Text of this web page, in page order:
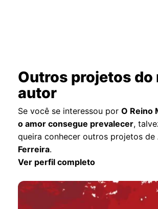
Outros projetos do
autor
Se você se interessou porO Reino
o amor consegue prevalecer,
queira conhecer outros projetos de
Ferreira.
Ver perfil completo